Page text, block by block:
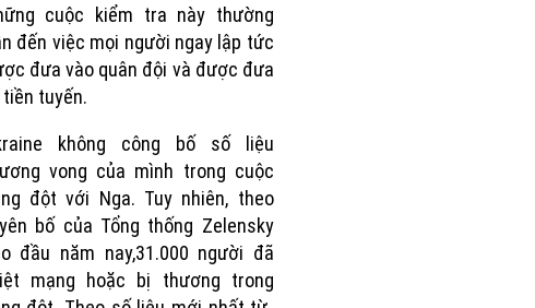
cuộc kiểm tra này thường
đến việc mọi người ngay lập tức
đưa vào quân đội và được đưa
tiền tuyến.
không công bố số liệu
vong của mình trong cuộc
đột với Nga. Tuy nhiên, theo
bố của Tổng thống Zelensky
đầu năm nay,31.000 người đã
mạng hoặc bị thương trong